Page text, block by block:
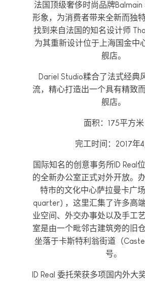
法国顶级奢侈时尚品牌
形象，为消费者带来全新而独
找到来自法国的知名设计师
为其重新设计位于上海国金中
舰店。
Dariel Studio糅合了法式经典
流，精心打造出一个具有精致
舰店。
面积：175平方米
完工时间：2017年4
国际知名的创意事务所ID Real
的全新办公室正式对外开放。
特市的文化中心萨拉曼卡广
quarter) ，这里汇集了许多高
业空间、外交办事处以及手工
室是由一个毗邻古建筑旁的旧
坐落于卡斯特利翁街道（
号。
ID Real 委托荣获多项国内外大